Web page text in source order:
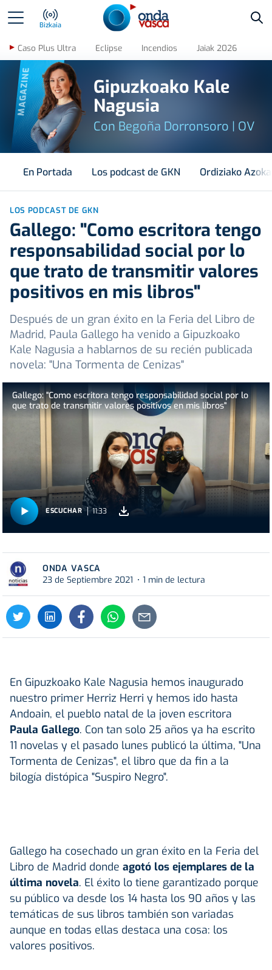
Bizkaia
Caso Plus Ultra Eclipse Incendios Jaiak 2026
MAGAZINE
Gipuzkoako Kale
Nagusia
Con Begoña Dorronsoro | OV
En Portada Los podcast de GKN Ordiziako Azoka
LOS PODCAST DE GKN
Gallego: "Como escritora tengo
responsabilidad social por lo
que trato de transmitir valores
positivos en mis libros"
Después de un gran éxito en la Feria del Libro de
Madrid, Paula Gallego ha venido a Gipuzkoako
Kale Nagusia a hablarnos de su recién publicada
novela: "Una Tormenta de Cenizas"
Gallego: "Como escritora tengo responsabilidad social por lo
que trato de transmitir valores positivos en mis libros"
ESCUCHAR 11:33
ONDA VASCA
23 de Septiembre 2021
1 min de lectura
En Gipuzkoako Kale Nagusia hemos inaugurado
nuestro primer Herriz Herri y hemos ido hasta
Andoain, el pueblo natal de la joven escritora
Paula Gallego. Con tan solo 25 años ya ha escrito
11 novelas y el pasado lunes publicó la última, "Una
Tormenta de Cenizas", el libro que da fin a la
bilogía distópica "Suspiro Negro".
Gallego ha cosechado un gran éxito en la Feria del
Libro de Madrid donde agotó los ejemplares de la
última novela. El éxito lo tiene garantizado porque
su público va desde los 14 hasta los 90 años y las
temáticas de sus libros también son variadas
aunque en todas ellas destaca una cosa: los
valores positivos.